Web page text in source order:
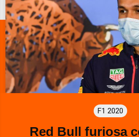
F1 2020
Red Bull furiosa